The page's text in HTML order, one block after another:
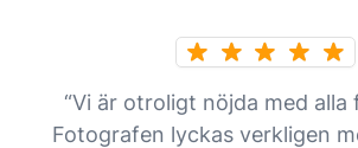
“Vi är otroligt nöjda med
Fotografen lyckas verkligen